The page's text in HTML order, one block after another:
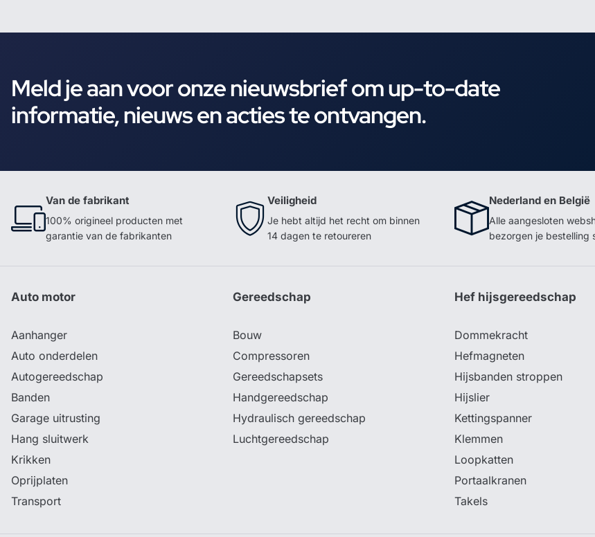
Meld je aan voor onze nieuwsbrief om up-to-date
informatie, nieuws en acties te ontvangen.
Van de fabrikant
100% origineel producten met
garantie van de fabrikanten
Veiligheid
Je hebt altijd het recht om binnen
14 dagen te retoureren
Nederland en België
Alle aangesloten
bezorgen je bestelling
Auto motor
Aanhanger
Auto onderdelen
Autogereedschap
Banden
Garage uitrusting
Hang sluitwerk
Krikken
Oprijplaten
Transport
Gereedschap
Bouw
Compressoren
Gereedschapsets
Handgereedschap
Hydraulisch gereedschap
Luchtgereedschap
Hef hijsgereedschap
Dommekracht
Hefmagneten
Hijsbanden stroppen
Hijslier
Kettingspanner
Klemmen
Loopkatten
Portaalkranen
Takels